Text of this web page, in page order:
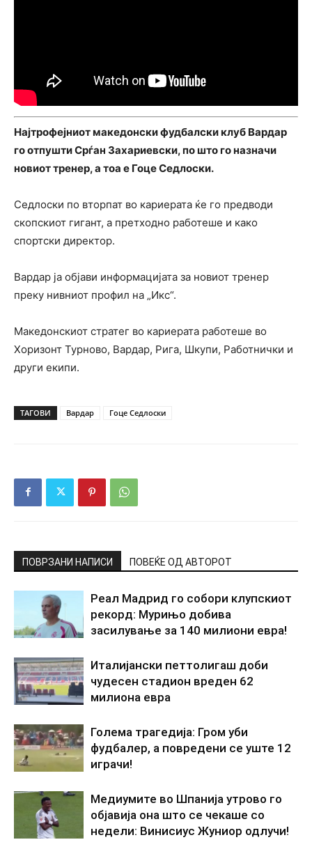
Најтрофејниот македонски фудбалски клуб Вардар
го отпушти Срѓан Захариевски, по што го назначи
новиот тренер, а тоа е Гоце Седлоски.
Седлоски по вторпат во кариерата ќе го предводи
скопскиот гигант, а претходно работеше и како
спортски директор.
Вардар ја објави информацијата за новиот тренер
преку нивниот профил на „Икс“.
Македонскиот стратег во кариерата работеше во
Хоризонт Турново, Вардар, Рига, Шкупи, Работнички и
други екипи.
ТАГОВИ Вардар Гоце Седлоски
ПОВРЗАНИ НАПИСИ ПОВЕЌЕ ОД АВТОРОТ
Реал Мадрид го собори клупскиот
рекорд: Мурињо добива
засилување за 140 милиони евра!
Италијански петтолигаш доби
чудесен стадион вреден 62
милиона евра
Голема трагедија: Гром уби
фудбалер, а повредени се уште 12
играчи!
Медиумите во Шпанија утрово го
објавија она што се чекаше со
недели: Винисиус Жуниор одлучи!